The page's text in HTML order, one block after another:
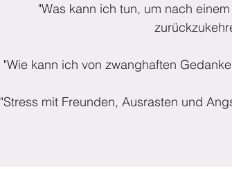
"Was kann ich tun, um nach
"Wie kann ich von zwanghaften
"Stress mit Freunden, Ausrasten und